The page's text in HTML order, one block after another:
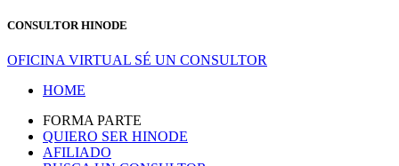
CONSULTOR HINODE
OFICINA VIRTUAL SÉ UN CONSULTOR
HOME
FORMA PARTE
QUIERO SER HINODE
AFILIADO